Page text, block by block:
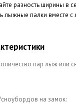
разность ширины в
лыжные палки вместе с
пар лыж или
на замок: